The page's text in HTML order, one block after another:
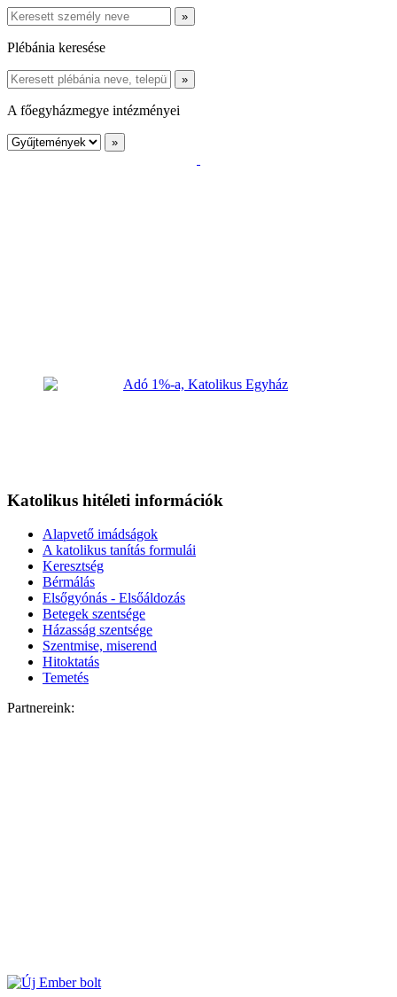
Plébánia keresése
A főegyházmegye intézményei
Katolikus hitéleti információk
Alapvető imádságok
A katolikus tanítás formulái
Keresztség
Bérmálás
Elsőgyónás - Elsőáldozás
Betegek szentsége
Házasság szentsége
Szentmise, miserend
Hitoktatás
Temetés
Partnereink: